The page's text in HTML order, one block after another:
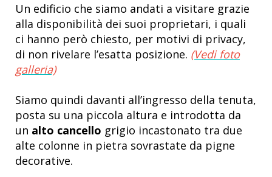
Un edificio che siamo andati a visitare grazie
alla disponibilità dei suoi proprietari, i quali
ci hanno però chiesto, per motivi di privacy,
di non rivelare l’esatta posizione. (Vedi foto
galleria)
Siamo quindi davanti all’ingresso della tenuta,
posta su una piccola altura e introdotta da
un alto cancello grigio incastonato tra due
alte colonne in pietra sovrastate da pigne
decorative.